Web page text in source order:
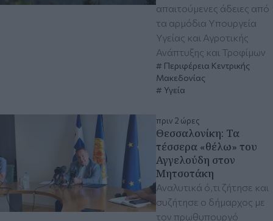
απαιτούμενες άδειες από
τα αρμόδια Υπουργεία
Υγείας και Αγροτικής
Ανάπτυξης και Τροφίμων
Περιφέρεια Κεντρικής
Μακεδονίας
Υγεία
πριν 2 ώρες
Θεσσαλονίκη: Τα
τέσσερα «θέλω» του
Αγγελούδη στον
Μητσοτάκη
Αναλυτικά ό,τι ζήτησε και
συζήτησε ο δήμαρχος με
τον πρωθυπουργό